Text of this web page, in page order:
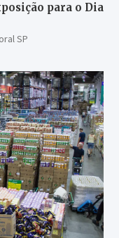
para o Dia
SP